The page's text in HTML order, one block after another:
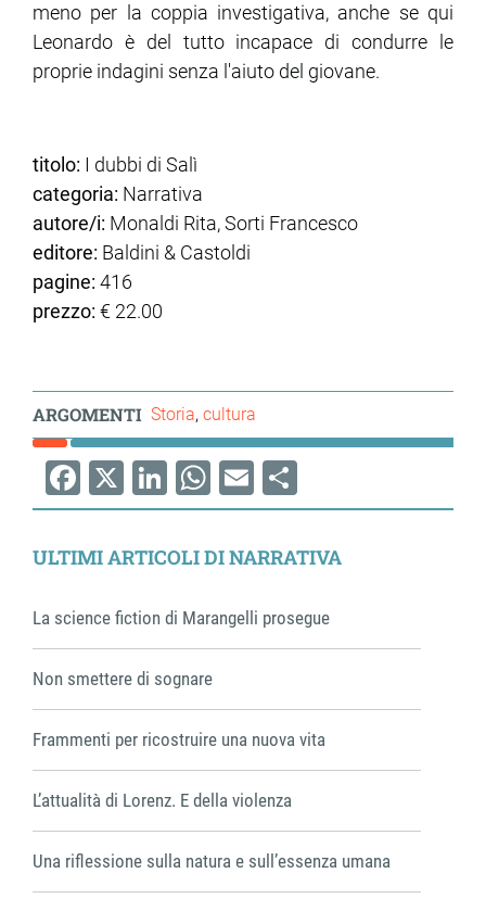
meno per la coppia investigativa, anche se qui
Leonardo è del tutto incapace di condurre le
proprie indagini senza l'aiuto del giovane.
titolo: I dubbi di Salì
categoria: Narrativa
autore/i: Monaldi Rita, Sorti Francesco
editore: Baldini & Castoldi
pagine: 416
prezzo: € 22.00
ARGOMENTI Storia cultura
Facebook
X LinkedIn
WhatsApp
EmailShare
ULTIMI ARTICOLI DI NARRATIVA
La science fiction di Marangelli prosegue
Non smettere di sognare
Frammenti per ricostruire una nuova vita
L’attualità di Lorenz. E della violenza
Una riflessione sulla natura e sull’essenza umana